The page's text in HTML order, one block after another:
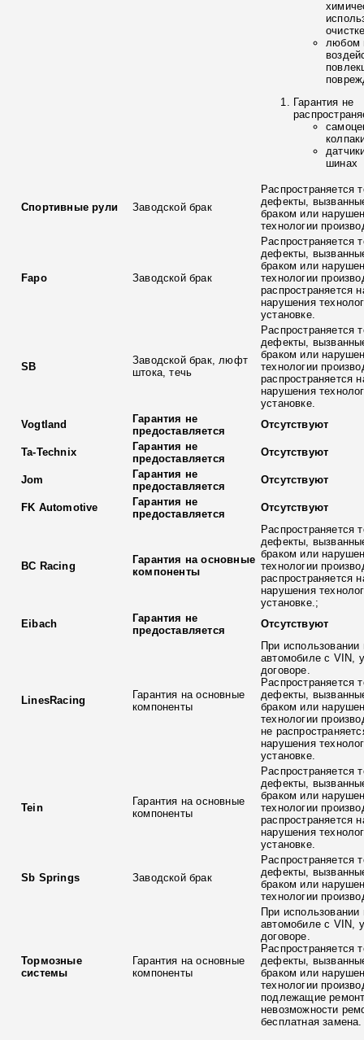
любом
Гарантия не
шинах
Спортивные рули Заводской брак
Распространяется
дефекты,
браком или
технологии
Fapo Заводской брак
Распространяется
дефекты,
браком или
технологии
распространяется
нарушения
установке.
SB
Заводской брак, люфт
штока, течь
Распространяется
дефекты,
браком или
технологии
распространяется
нарушения
установке.
Vogtland
Гарантия не
предоставляется
Отсутствуют
Ta-Technix
Гарантия не
предоставляется
Отсутствуют
Jom
Гарантия не
предоставляется
Отсутствуют
FK Automotive
Гарантия не
предоставляется
Отсутствуют
BC Racing
Гарантия на основные
компоненты
Распространяется
дефекты,
браком или
технологии
распространяется
нарушения
установке.;
Eibach
Гарантия не
предоставляется
Отсутствуют
LinesRacing
Гарантия на основные
компоненты
При использовании
автомобиле с VIN,
договоре.
Распространяется
дефекты,
браком или
технологии
не
нарушения
установке.
Tein
Гарантия на основные
компоненты
Распространяется
дефекты,
браком или
технологии
распространяется
нарушения
установке.
Sb Springs Заводской брак
Распространяется
дефекты,
браком или
технологии
Тормозные
системы
Гарантия на основные
компоненты
При использовании
автомобиле с VIN,
договоре.
Распространяется
дефекты,
браком или
технологии
подлежащие
невозможности
бесплатная замена.